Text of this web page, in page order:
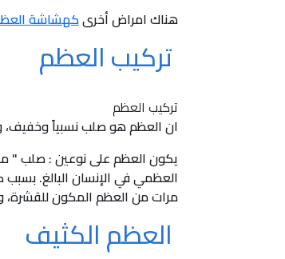
هناك امراض أخرىكهشاشة
تركيب العظم
تركيب العظم
ان العظم هو صلب نسبياً
مرات من العظم المكون للقشرة، ويشكل 20% من المساحة
العظم الكثيف